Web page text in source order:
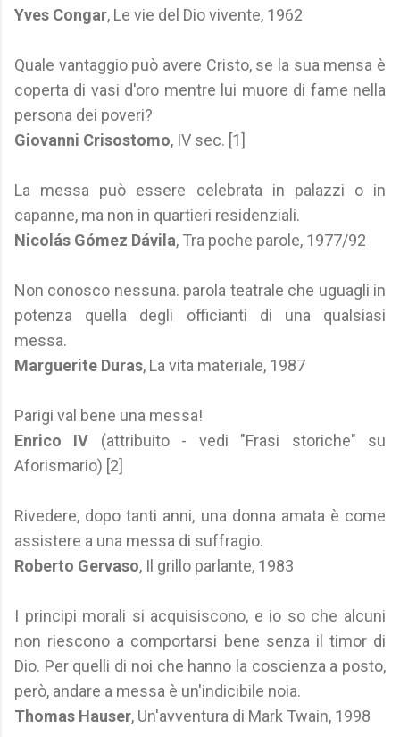
Yves Congar, Le vie del Dio vivente, 1962
Quale vantaggio può avere Cristo, se la sua mensa è
coperta di vasi d'oro mentre lui muore di fame nella
persona dei poveri?
Giovanni Crisostomo, IV sec. [1]
La messa può essere celebrata in palazzi o in
capanne, ma non in quartieri residenziali.
Nicolás Gómez Dávila, Tra poche parole, 1977/92
Non conosco nessuna. parola teatrale che uguagli in
potenza quella degli officianti di una qualsiasi
messa.
Marguerite Duras, La vita materiale, 1987
Parigi val bene una messa!
Enrico IV (attribuito - vedi "Frasi storiche" su
Aforismario) [2]
Rivedere, dopo tanti anni, una donna amata è come
assistere a una messa di suffragio.
Roberto Gervaso, Il grillo parlante, 1983
I principi morali si acquisiscono, e io so che alcuni
non riescono a comportarsi bene senza il timor di
Dio. Per quelli di noi che hanno la coscienza a posto,
però, andare a messa è un'indicibile noia.
Thomas Hauser, Un'avventura di Mark Twain, 1998